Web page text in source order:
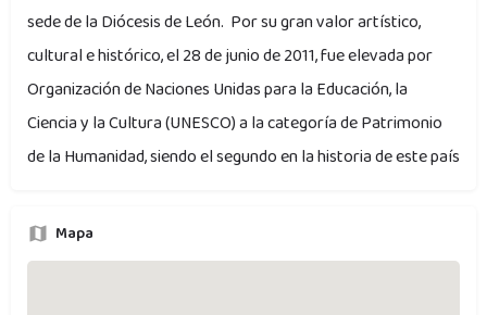
sede de la Diócesis de León. Por su gran valor artístico,
cultural e histórico, el 28 de junio de 2011, fue elevada por
Organización de Naciones Unidas para la Educación, la
Ciencia y la Cultura (UNESCO) a la categoría de Patrimonio
de la Humanidad, siendo el segundo en la historia de este país
Mapa